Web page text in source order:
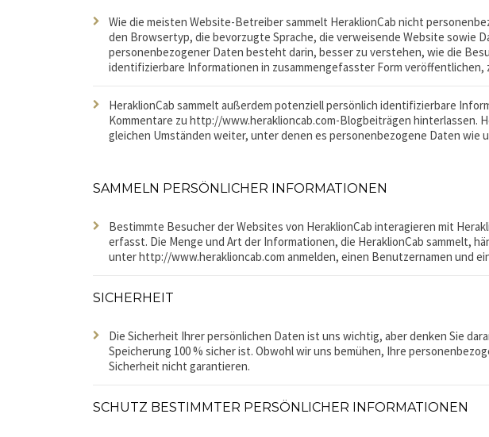
Wie die meisten Website-Betreiber sammelt HeraklionCab nicht
den Browsertyp, die bevorzugte Sprache, die verweisende Website sowie
personenbezogener Daten besteht darin, besser zu verstehen, wie die
identifizierbare Informationen in zusammengefasster Form
HeraklionCab sammelt außerdem potenziell persönlich identifizierbare
Kommentare zu http://www.heraklioncab.com-Blogbeiträgen hinterlassen.
gleichen Umständen weiter, unter denen es personenbezogene Daten
SAMMELN PERSÖNLICHER INFORMATIONEN
Bestimmte Besucher der Websites von HeraklionCab interagieren mit
erfasst. Die Menge und Art der Informationen, die HeraklionCab sammelt,
unter http://www.heraklioncab.com anmelden, einen Benutzernamen und
SICHERHEIT
Die Sicherheit Ihrer persönlichen Daten ist uns wichtig, aber denken Sie
Speicherung 100 % sicher ist. Obwohl wir uns bemühen, Ihre
Sicherheit nicht garantieren.
SCHUTZ BESTIMMTER PERSÖNLICHER INFORMATIONEN